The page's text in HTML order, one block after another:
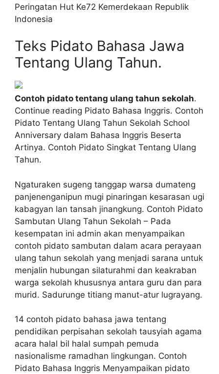
Peringatan Hut Ke72 Kemerdekaan Republik
Indonesia
Teks Pidato Bahasa Jawa
Tentang Ulang Tahun.
Contoh pidato tentang ulang tahun sekolah.
Continue reading Pidato Bahasa Inggris. Contoh
Pidato Tentang Ulang Tahun Sekolah School
Anniversary dalam Bahasa Inggris Beserta
Artinya. Contoh Pidato Singkat Tentang Ulang
Tahun.
Ngaturaken sugeng tanggap warsa dumateng
panjenenganipun mugi pinaringan kesarasan ugi
kabagyan lan tansah jinangkung. Contoh Pidato
Sambutan Ulang Tahun Sekolah – Pada
kesempatan ini admin akan menyampaikan
contoh pidato sambutan dalam acara perayaan
ulang tahun sekolah yang menjadi sarana untuk
menjalin hubungan silaturahmi dan keakraban
warga sekolah khususnya antara guru dan para
murid. Sadurunge titiang manut-atur lugrayang.
14 contoh pidato bahasa jawa tentang
pendidikan perpisahan sekolah tausyiah agama
acara halal bil halal sumpah pemuda
nasionalisme ramadhan lingkungan. Contoh
Pidato Bahasa Inggris Menyampaikan pidato